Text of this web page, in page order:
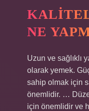
NE
Uzun ve sağlıklı
olarak yemek.
sahip olmak için
önemlidir. …
için önemlidir ve